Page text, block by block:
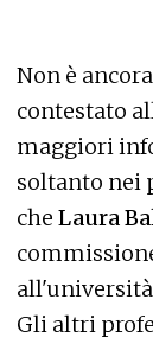
Non è
contestato
maggiori
soltanto nei
che Laura
Gli altri